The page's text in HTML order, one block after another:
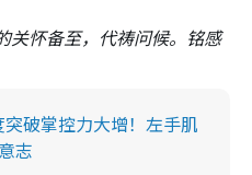
关怀备至，代祷问候。铭感
破掌控力大增！左手肌
志